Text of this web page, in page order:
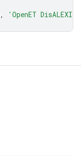
, 'OpenET DisALEXI